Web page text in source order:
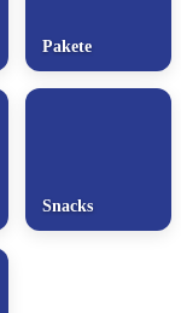
Pakete
Snacks